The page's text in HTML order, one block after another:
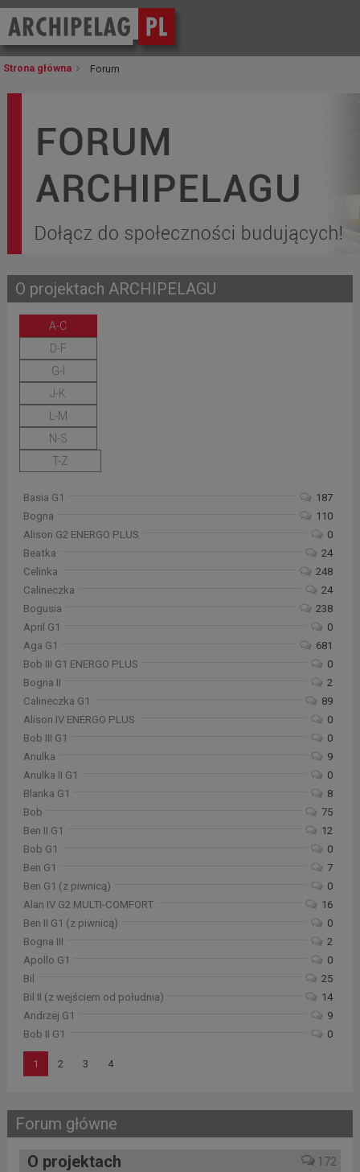
Strona główna Forum
O projektach ARCHIPELAGU
A-C
D-F
G-I
J-K
L-M
N-S
T-Z
Basia G1
187
Bogna
110
Alison G2 ENERGO PLUS
0
Beatka
24
Celinka
248
Calineczka
24
Bogusia
238
April G1
0
Aga G1
681
Bob III G1 ENERGO PLUS
0
Bogna II
2
Calineczka G1
89
Alison IV ENERGO PLUS
0
Bob III G1
0
Anulka
9
Anulka II G1
0
Blanka G1
8
Bob
75
Ben II G1
12
Bob G1
0
Ben G1
7
Ben G1 (z piwnicą)
0
Alan IV G2 MULTI-COMFORT
16
Ben II G1 (z piwnicą)
0
Bogna III
2
Apollo G1
0
Bil
25
Bil II (z wejściem od południa)
14
Andrzej G1
9
Bob II G1
0
1 2 3 4
Forum główne
O projektach
172